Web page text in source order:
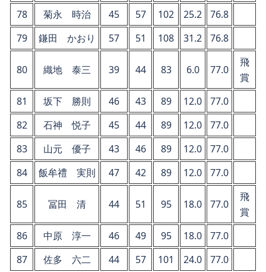
78
菊永 時治 45 57 102 25.2
76.8
79
鎌田 かおり 57 51 108 31.2 76.8
80 織地 泰三 39 44 83 6.0 77.0
飛
賞
81
坂下 勝則 46 43 89 12.0
77.0
82
石神 悦子 45 44 89 12.0
77.0
83
山元 優子 43 46 89 12.0
77.0
84
飯牟禮 実則 47 42 89 12.0 77.0
85 冨田 清 44 51 95 18.0 77.0
飛
賞
86
中原 淳一 46 49 95 18.0
77.0
87
佐多 六二 44 57 101 24.0
77.0